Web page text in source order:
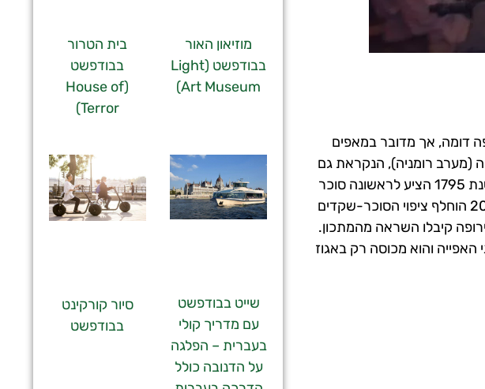
דומה, אך מדובר במאפים
(מערב רומניה), הנקראת גם
ארץ Szekely. עם זאת, הגרסה המוקדמת הזו משנת 1784 לא כללה שום ממתיק. מתכון הונגרי משנת 1795 הציע לראשונה סוכר
בתהליך האפייה. ציפוי סוכר ושקדים הוזכר ב – 1876 בספר בישול הונגרי מאת דודה רז'י. במאה ה-20 הוחלף ציפוי הסוכר-שקדים
קיבלו השראה מהמתכון.
והוא מכוסה רק באגוז
מוזיאון האור
בבודפשט (Light
Art Museum)
בית הטרור
בבודפשט
(House of
Terror)
שייט בבודפשט
עם מדריך קולי
בעברית – הפלגה
על הדנובה כולל
סיור קורקינט
בבודפשט